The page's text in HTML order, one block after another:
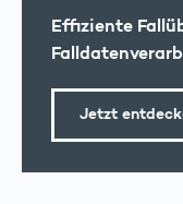
Effiziente
Jetzt